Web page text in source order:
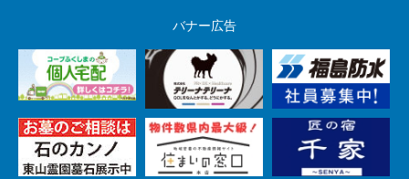
バナー広告